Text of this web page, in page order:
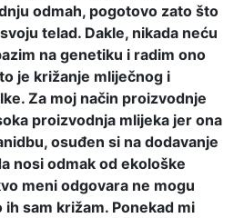
odmah, pogotovo zato što
telad. Dakle, nikada neću
na genetiku i radim ono
je križanje mliječnog i
Za moj način proizvodnje
proizvodnja mlijeka jer ona
osuđen si na dodavanje
nosi odmak od ekološke
meni odgovara ne mogu
sam križam. Ponekad mi